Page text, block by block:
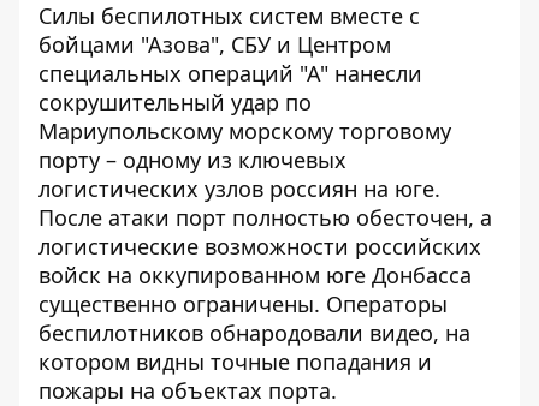
Силы беспилотных систем вместе с
бойцами "Азова", СБУ и Центром
специальных операций "А" нанесли
сокрушительный удар по
Мариупольскому морскому торговому
порту – одному из ключевых
логистических узлов россиян на юге.
После атаки порт полностью обесточен, а
логистические возможности российских
войск на оккупированном юге Донбасса
существенно ограничены. Операторы
беспилотников обнародовали видео, на
котором видны точные попадания и
пожары на объектах порта.